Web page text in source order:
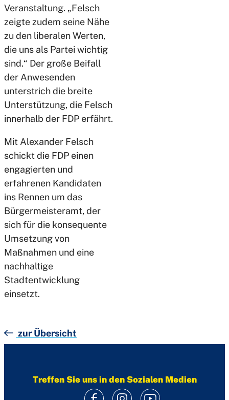
Veranstaltung. „Felsch
zeigte zudem seine Nähe
zu den liberalen Werten,
die uns als Partei wichtig
sind.“ Der große Beifall
der Anwesenden
unterstrich die breite
Unterstützung, die Felsch
innerhalb der FDP erfährt.
Mit Alexander Felsch
schickt die FDP einen
engagierten und
erfahrenen Kandidaten
ins Rennen um das
Bürgermeisteramt, der
sich für die konsequente
Umsetzung von
Maßnahmen und eine
nachhaltige
Stadtentwicklung
einsetzt.
zur Übersicht
Treffen Sie uns in den Sozialen Medien